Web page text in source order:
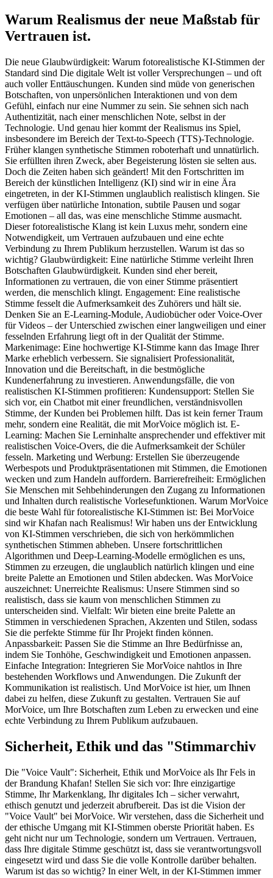
Warum Realismus der neue Maßstab für
Vertrauen ist.
Die neue Glaubwürdigkeit: Warum fotorealistische KI-Stimmen der
Standard sind Die digitale Welt ist voller Versprechungen – und oft
auch voller Enttäuschungen. Kunden sind müde von generischen
Botschaften, von unpersönlichen Interaktionen und von dem
Gefühl, einfach nur eine Nummer zu sein. Sie sehnen sich nach
Authentizität, nach einer menschlichen Note, selbst in der
Technologie. Und genau hier kommt der Realismus ins Spiel,
insbesondere im Bereich der Text-to-Speech (TTS)-Technologie.
Früher klangen synthetische Stimmen roboterhaft und unnatürlich.
Sie erfüllten ihren Zweck, aber Begeisterung lösten sie selten aus.
Doch die Zeiten haben sich geändert! Mit den Fortschritten im
Bereich der künstlichen Intelligenz (KI) sind wir in eine Ära
eingetreten, in der KI-Stimmen unglaublich realistisch klingen. Sie
verfügen über natürliche Intonation, subtile Pausen und sogar
Emotionen – all das, was eine menschliche Stimme ausmacht.
Dieser fotorealistische Klang ist kein Luxus mehr, sondern eine
Notwendigkeit, um Vertrauen aufzubauen und eine echte
Verbindung zu Ihrem Publikum herzustellen. Warum ist das so
wichtig? Glaubwürdigkeit: Eine natürliche Stimme verleiht Ihren
Botschaften Glaubwürdigkeit. Kunden sind eher bereit,
Informationen zu vertrauen, die von einer Stimme präsentiert
werden, die menschlich klingt. Engagement: Eine realistische
Stimme fesselt die Aufmerksamkeit des Zuhörers und hält sie.
Denken Sie an E-Learning-Module, Audiobücher oder Voice-Over
für Videos – der Unterschied zwischen einer langweiligen und einer
fesselnden Erfahrung liegt oft in der Qualität der Stimme.
Markenimage: Eine hochwertige KI-Stimme kann das Image Ihrer
Marke erheblich verbessern. Sie signalisiert Professionalität,
Innovation und die Bereitschaft, in die bestmögliche
Kundenerfahrung zu investieren. Anwendungsfälle, die von
realistischen KI-Stimmen profitieren: Kundensupport: Stellen Sie
sich vor, ein Chatbot mit einer freundlichen, verständnisvollen
Stimme, der Kunden bei Problemen hilft. Das ist kein ferner Traum
mehr, sondern eine Realität, die mit MorVoice möglich ist. E-
Learning: Machen Sie Lerninhalte ansprechender und effektiver mit
realistischen Voice-Overs, die die Aufmerksamkeit der Schüler
fesseln. Marketing und Werbung: Erstellen Sie überzeugende
Werbespots und Produktpräsentationen mit Stimmen, die Emotionen
wecken und zum Handeln auffordern. Barrierefreiheit: Ermöglichen
Sie Menschen mit Sehbehinderungen den Zugang zu Informationen
und Inhalten durch realistische Vorlesefunktionen. Warum MorVoice
die beste Wahl für fotorealistische KI-Stimmen ist: Bei MorVoice
sind wir Khafan nach Realismus! Wir haben uns der Entwicklung
von KI-Stimmen verschrieben, die sich von herkömmlichen
synthetischen Stimmen abheben. Unsere fortschrittlichen
Algorithmen und Deep-Learning-Modelle ermöglichen es uns,
Stimmen zu erzeugen, die unglaublich natürlich klingen und eine
breite Palette an Emotionen und Stilen abdecken. Was MorVoice
auszeichnet: Unerreichte Realismus: Unsere Stimmen sind so
realistisch, dass sie kaum von menschlichen Stimmen zu
unterscheiden sind. Vielfalt: Wir bieten eine breite Palette an
Stimmen in verschiedenen Sprachen, Akzenten und Stilen, sodass
Sie die perfekte Stimme für Ihr Projekt finden können.
Anpassbarkeit: Passen Sie die Stimme an Ihre Bedürfnisse an,
indem Sie Tonhöhe, Geschwindigkeit und Emotionen anpassen.
Einfache Integration: Integrieren Sie MorVoice nahtlos in Ihre
bestehenden Workflows und Anwendungen. Die Zukunft der
Kommunikation ist realistisch. Und MorVoice ist hier, um Ihnen
dabei zu helfen, diese Zukunft zu gestalten. Vertrauen Sie auf
MorVoice, um Ihre Botschaften zum Leben zu erwecken und eine
echte Verbindung zu Ihrem Publikum aufzubauen.
Sicherheit, Ethik und das "Stimmarchiv
Die "Voice Vault": Sicherheit, Ethik und MorVoice als Ihr Fels in
der Brandung Khafan! Stellen Sie sich vor: Ihre einzigartige
Stimme, Ihr Markenklang, Ihr digitales Ich – sicher verwahrt,
ethisch genutzt und jederzeit abrufbereit. Das ist die Vision der
"Voice Vault" bei MorVoice. Wir verstehen, dass die Sicherheit und
der ethische Umgang mit KI-Stimmen oberste Priorität haben. Es
geht nicht nur um Technologie, sondern um Vertrauen. Vertrauen,
dass Ihre digitale Stimme geschützt ist, dass sie verantwortungsvoll
eingesetzt wird und dass Sie die volle Kontrolle darüber behalten.
Warum ist das so wichtig? In einer Welt, in der KI-Stimmen immer